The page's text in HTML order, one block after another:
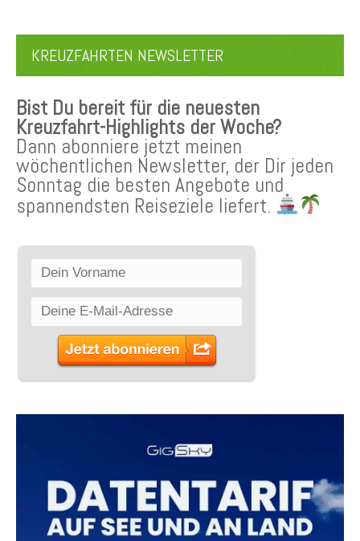
KREUZFAHRTEN NEWSLETTER
Bist Du bereit für die neuesten
Kreuzfahrt-Highlights der Woche?
Dann abonniere jetzt meinen
wöchentlichen Newsletter, der Dir jeden
Sonntag die besten Angebote und
spannendsten Reiseziele liefert.